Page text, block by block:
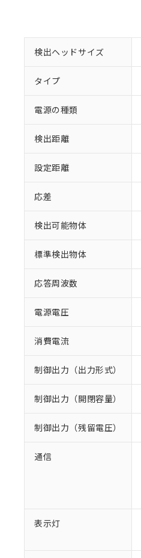
検出ヘッドサイズ
タイプ
電源の種類
検出距離
設定距離
応差
検出可能物体
標準検出物体
応答周波数
電源電圧
消費電流
制御出力（出力形式）
制御出力（開閉容量）
制御出力（残留電圧）
通信
表示灯